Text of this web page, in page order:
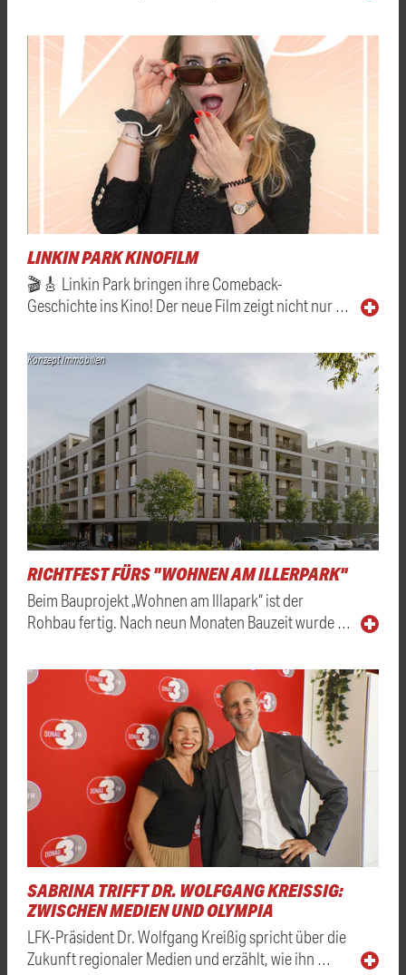
LINKIN PARK KINOFILM
🎬🎸 Linkin Park bringen ihre Comeback-
Geschichte ins Kino! Der neue Film zeigt nicht nur …
Konzept Immobilien
RICHTFEST FÜRS "WOHNEN AM ILLERPARK"
Beim Bauprojekt „Wohnen am Illapark“ ist der
Rohbau fertig. Nach neun Monaten Bauzeit wurde …
SABRINA TRIFFT DR. WOLFGANG KREISSIG: Z
WISCHEN MEDIEN UND OLYMPIA
LFK-Präsident Dr. Wolfgang Kreißig spricht über die
Zukunft regionaler Medien und erzählt, wie ihn …